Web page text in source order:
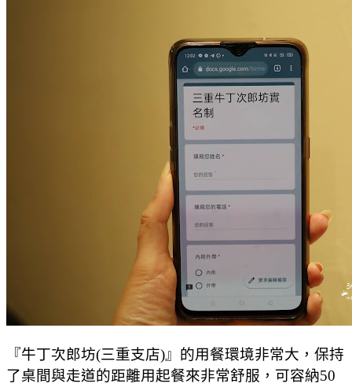
『牛丁次郎坊(三重支店)』的用餐環境非常大，保持
了桌間與走道的距離用起餐來非常舒服，可容納50